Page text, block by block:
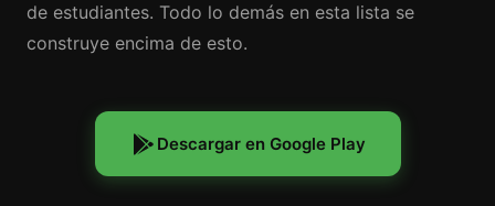
de estudiantes. Todo lo demás en esta lista se
construye encima de esto.
Descargar en Google Play